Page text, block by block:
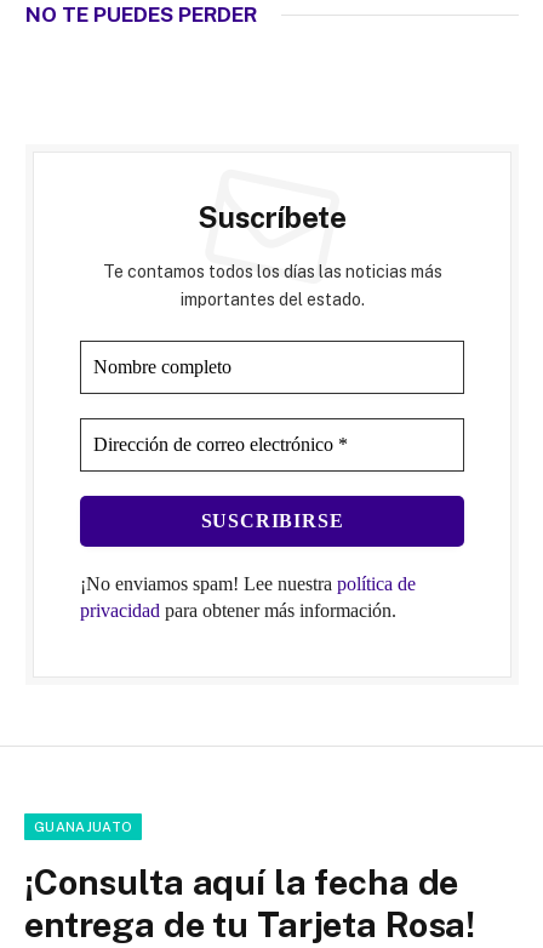
NO TE PUEDES PERDER
Suscríbete
Te contamos todos los días las noticias más
importantes del estado.
¡No enviamos spam! Lee nuestra política de
privacidadpara obtener más información.
GUANAJUATO
¡Consulta aquí la fecha de
entrega de tu Tarjeta Rosa!